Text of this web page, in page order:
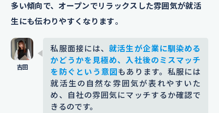
多い傾向で、オープンでリラックスした雰囲気が就活
生にも伝わりやすくなります。
私服面接には、就活生が企業に馴染める
かどうかを見極め、入社後のミスマッチ
を防ぐという意図もあります。私服には
就活生の自然な雰囲気が表れやすいた
め、自社の雰囲気にマッチするか確認で
きるのです。